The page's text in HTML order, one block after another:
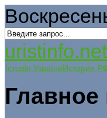
uristinfo.net
Історія УкраїниИстория